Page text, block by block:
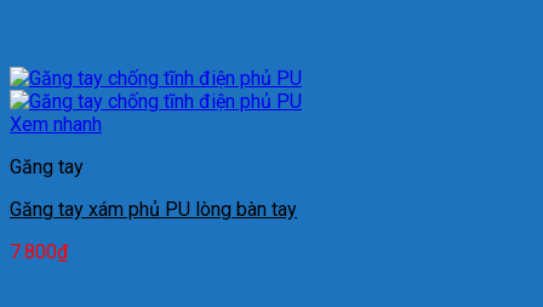
Xem nhanh
Găng tay
Găng tay xám phủ PU lòng bàn tay
7.800₫